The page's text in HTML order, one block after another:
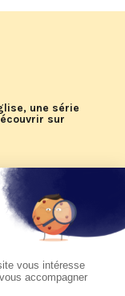
une série
sur
2026 de KTO
pape Léon
sur KTO le